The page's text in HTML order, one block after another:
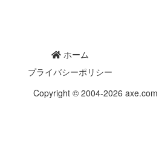
ホーム
プライバシーポリシー
Copyright © 2004-2026